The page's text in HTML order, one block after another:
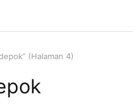
(Halaman 4)